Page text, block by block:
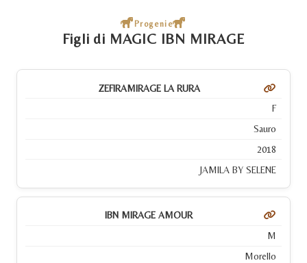
Progenie
Figli di MAGIC IBN MIRAGE
ZEFIRAMIRAGE LA RURA
F
Sauro
2018
JAMILA BY SELENE
IBN MIRAGE AMOUR
M
Morello